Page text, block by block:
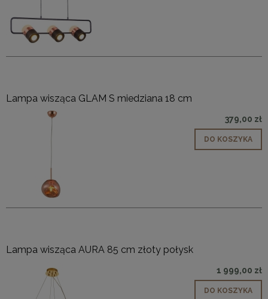
Lampa wisząca GLAM S miedziana 18 cm
379,00 zł
DO KOSZYKA
Lampa wisząca AURA 85 cm złoty połysk
1 999,00 zł
DO KOSZYKA